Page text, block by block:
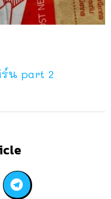
น part 2